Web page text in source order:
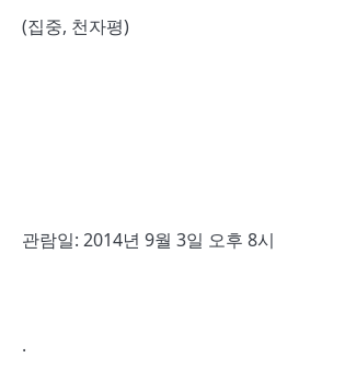
(집중, 천자평)
관람일: 2014년 9월 3일 오후 8시
.